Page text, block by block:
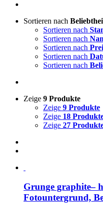
Sortieren nach
Sortieren nach
Sortieren nach
Sortieren nach
Sortieren nach
Sortieren nach
Zeige 9 Produkte
Zeige 9 Produkte
Zeige 18
Zeige 27
Grunge graphite–
Fotountergrund,